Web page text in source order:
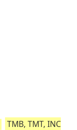
TMB, TMT, INC